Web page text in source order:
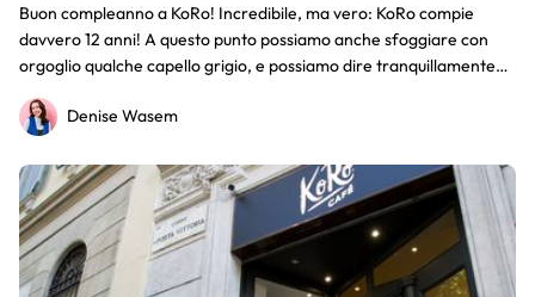
Buon compleanno a KoRo! Incredibile, ma vero: KoRo compie
davvero 12 anni! A questo punto possiamo anche sfoggiare con
orgoglio qualche capello grigio, e possiamo dire tranquillamente
Letteralmente tutto! Qui ti riportiamo 12 lezioni che abbiamo
Denise Wasem